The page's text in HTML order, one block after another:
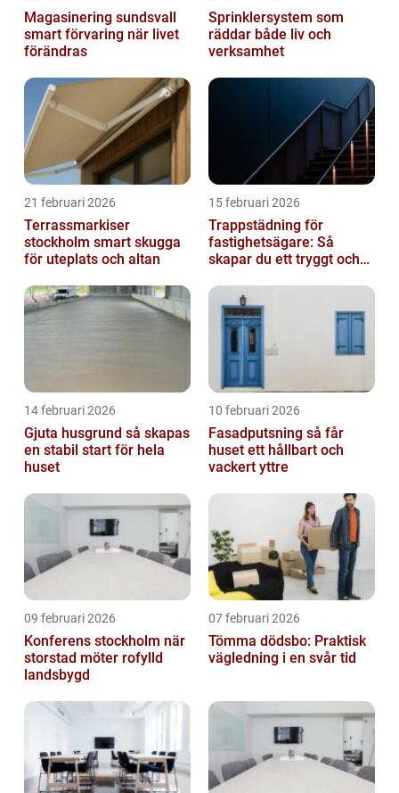
Magasinering sundsvall
smart förvaring när livet
förändras
Sprinklersystem som
räddar både liv och
verksamhet
21 februari 2026
Terrassmarkiser
stockholm smart skugga
för uteplats och altan
15 februari 2026
Trappstädning för
fastighetsägare: Så
skapar du ett tryggt och
Stockholm
14 februari 2026
Gjuta husgrund så skapas
en stabil start för hela
huset
10 februari 2026
Fasadputsning så får
huset ett hållbart och
vackert yttre
09 februari 2026
Konferens stockholm när
storstad möter rofylld
landsbygd
07 februari 2026
Tömma dödsbo: Praktisk
vägledning i en svår tid